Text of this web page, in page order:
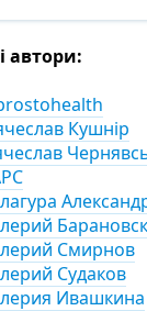
автори:
Кушнір
Смирнов
Судаков
Ивашкина